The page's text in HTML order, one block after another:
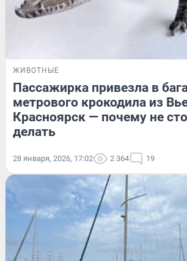
ЖИВОТНЫЕ
Пассажирка привезла в
метрового крокодила из
Красноярск — почему не
делать
28 января, 2026, 17:02 2 364 19